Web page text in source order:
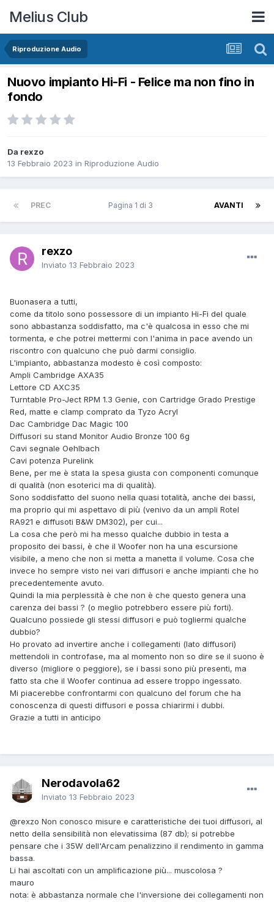
Melius Club
Riproduzione Audio
Nuovo impianto Hi-Fi - Felice ma non fino in
fondo
Da rexzo
13 Febbraio 2023 in Riproduzione Audio
PREC AVANTI
Pagina 1 di 3
rexzo
Inviato 13 Febbraio 2023
Buonasera a tutti,
come da titolo sono possessore di un impianto Hi-Fi del quale
sono abbastanza soddisfatto, ma c'è qualcosa in esso che mi
tormenta, e che potrei mettermi con l'anima in pace avendo un
riscontro con qualcuno che può darmi consiglio.
L'impianto, abbastanza modesto è così composto:
Ampli Cambridge AXA35
Lettore CD AXC35
Turntable Pro-Ject RPM 1.3 Genie, con Cartridge Grado Prestige
Red, matte e clamp comprato da Tyzo Acryl
Dac Cambridge Dac Magic 100
Diffusori su stand Monitor Audio Bronze 100 6g
Cavi segnale Oehlbach
Cavi potenza Purelink
Bene, per me è stata la spesa giusta con componenti comunque
di qualità (non esoterici ma di qualità).
Sono soddisfatto del suono nella quasi totalità, anche dei bassi,
ma proprio qui mi aspettavo di più (venivo da un ampli Rotel
RA921 e diffusoti B&W DM302), per cui...
La cosa che però mi ha messo qualche dubbio in testa a
proposito dei bassi, è che il Woofer non ha una escursione
visibile, a meno che non si metta a manetta il volume. Cosa che
invece ho sempre visto nei vari diffusori e anche impianti che ho
precedentemente avuto.
Quindi la mia perplessità è che non è che questo genera una
carenza dei bassi ? (o meglio potrebbero essere più forti).
Qualcuno possiede gli stessi diffusori e può togliermi qualche
dubbio?
Ho provato ad invertire anche i collegamenti (lato diffusori)
mettendoli in controfase, ma al momento non so dire se il suono è
diverso (migliore o peggiore), se i bassi sono più presenti, ma
fatto sta che il Woofer continua ad essere troppo ingessato.
Mi piacerebbe confrontarmi con qualcuno del forum che ha
conoscenza di questi diffusori e possa chiarirmi i dubbi.
Grazie a tutti in anticipo
Nerodavola62
Inviato 13 Febbraio 2023
@rexzo Non conosco misure e caratteristiche dei tuoi diffusori, al
netto della sensibilità non elevatissima (87 db); si potrebbe
pensare che i 35W dell'Arcam penalizzino il rendimento in gamma
bassa.
Li hai ascoltati con un amplificazione più... muscolosa ?
mauro
nota: è abbastanza normale che l'inversione dei collegamenti non